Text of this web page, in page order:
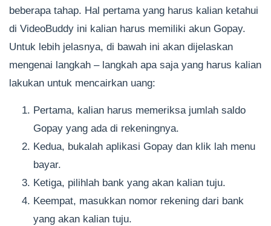
beberapa tahap. Hal pertama yang harus kalian ketahui
di VideoBuddy ini kalian harus memiliki akun Gopay.
Untuk lebih jelasnya, di bawah ini akan dijelaskan
mengenai langkah – langkah apa saja yang harus kalian
lakukan untuk mencairkan uang:
Pertama, kalian harus memeriksa jumlah saldo
Gopay yang ada di rekeningnya.
Kedua, bukalah aplikasi Gopay dan klik lah menu
bayar.
Ketiga, pilihlah bank yang akan kalian tuju.
Keempat, masukkan nomor rekening dari bank
yang akan kalian tuju.